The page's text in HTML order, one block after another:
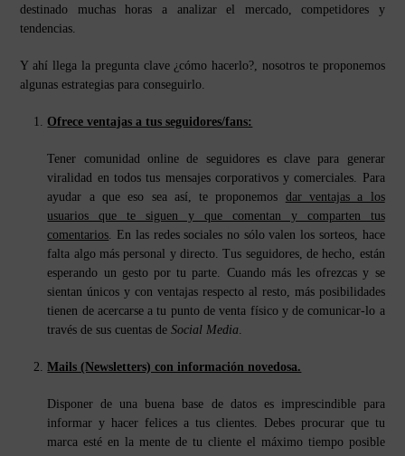
destinado muchas horas a analizar el mercado, competidores y
tendencias.
Y ahí llega la pregunta clave ¿cómo hacerlo?, nosotros te proponemos
algunas estrategias para conseguirlo.
Ofrece ventajas a tus seguidores/fans:
Tener comunidad online de seguidores es clave para generar
viralidad en todos tus mensajes corporativos y comerciales. Para
ayudar a que eso sea así, te proponemos dar ventajas a los
usuarios que te siguen y que comentan y comparten tus
comentarios. En las redes sociales no sólo valen los sorteos, hace
falta algo más personal y directo. Tus seguidores, de hecho, están
esperando un gesto por tu parte. Cuando más les ofrezcas y se
sientan únicos y con ventajas respecto al resto, más posibilidades
tienen de acercarse a tu punto de venta físico y de comunicar-lo a
través de sus cuentas deSocial Media.
Mails (Newsletters) con información novedosa.
Disponer de una buena base de datos es imprescindible para
informar y hacer felices a tus clientes. Debes procurar que tu
marca esté en la mente de tu cliente el máximo tiempo posible